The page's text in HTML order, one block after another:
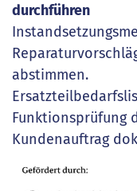
durchführen
abstimmen.
Funktionsprüfung
Kundenauftrag